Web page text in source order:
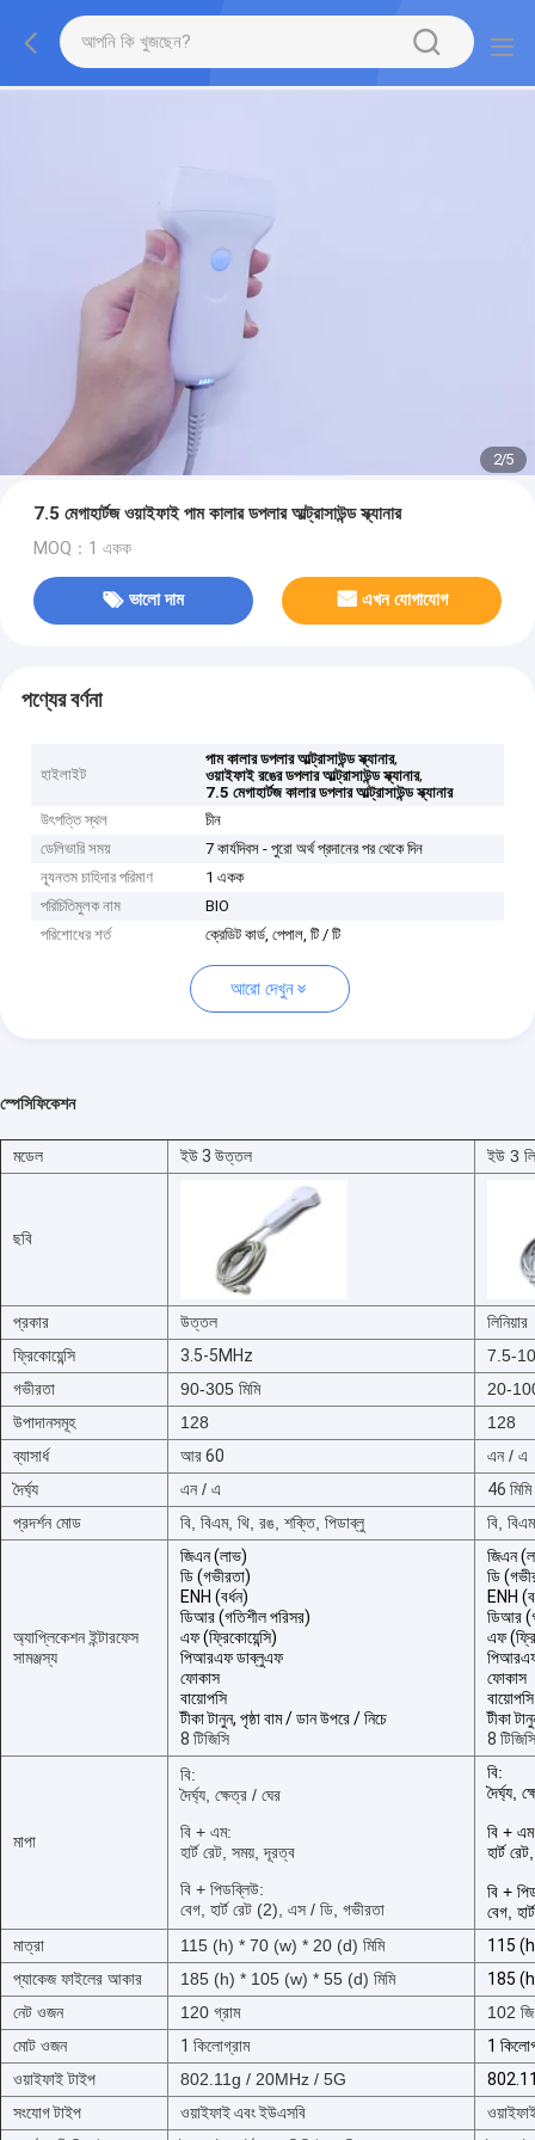
2/5
7.5 মেগাহার্টজ ওয়াইফাই পাম কালার ডপলার আল্ট্রাসাউন্ড স্ক্যানার
MOQ：1 একক
ভালো দাম এখন যোগাযোগ
পণ্যের বর্ণনা
হাইলাইট
পাম কালার ডপলার আল্ট্রাসাউন্ড স্ক্যানার,
ওয়াইফাই রঙের ডপলার আল্ট্রাসাউন্ড স্ক্যানার,
7.5 মেগাহার্টজ কালার ডপলার আল্ট্রাসাউন্ড স্ক্যানার
উৎপত্তি স্থল
চীন
ডেলিভারি সময়
7 কার্যদিবস - পুরো অর্থ প্রদানের পর থেকে দিন
ন্যূনতম চাহিদার পরিমাণ
1 একক
পরিচিতিমুলক নাম
BIO
পরিশোধের শর্ত
ক্রেডিট কার্ড, পেপাল, টি / টি
আরো দেখুন
স্পেসিফিকেশন
মডেল ইউ 3 উত্তল ইউ 3
ছবি
প্রকার উত্তল
লিনিয়ার
ফ্রিকোয়েন্সি
3.5-5MHz
7.5-
গভীরতা
90-305 মিমি
20-
উপাদানসমূহ
128
128
ব্যাসার্ধ
আর 60
এন / এ
দৈর্ঘ্য
এন / এ
46 মিমি
প্রদর্শন মোড
বি, বিএম, থি, রঙ, শক্তি, পিডাব্লু বি,
অ্যাপ্লিকেশন ইন্টারফেস
সামঞ্জস্য
জিএন (লাভ)
ডি (গভীরতা)
ENH (বর্ধন)
ডিআর (গতিশীল পরিসর)
এফ (ফ্রিকোয়েন্সি)
পিআরএফ ডাব্লুএফ
ফোকাস
বায়োপসি
টীকা টানুন, পৃষ্ঠা বাম / ডান উপরে / নিচে
8 টিজিসি
জিএন
ডি
ENH
ডিআর
এফ
ফোকাস
বায়োপসি
টীকা
8 টিজিসি
মাপা
বি:
দৈর্ঘ্য, ক্ষেত্র / ঘের
বি + এম:
হার্ট রেট, সময়, দূরত্ব
বি + পিডব্লিউ:
বেগ, হার্ট রেট (2), এস / ডি, গভীরতা
বি:
দৈর্ঘ্য,
বি +
হার্ট
বি +
বেগ,
মাত্রা
115 (h) * 70 (w) * 20 (d) মিমি
115
প্যাকেজ ফাইলের আকার
185 (h) * 105 (w) * 55 (d) মিমি
185
নেট ওজন
120 গ্রাম
102 জি
মোট ওজন
1 কিলোগ্রাম
1
ওয়াইফাই টাইপ
802.11g / 20MHz / 5G
সংযোগ টাইপ
ওয়াইফাই এবং ইউএসবি